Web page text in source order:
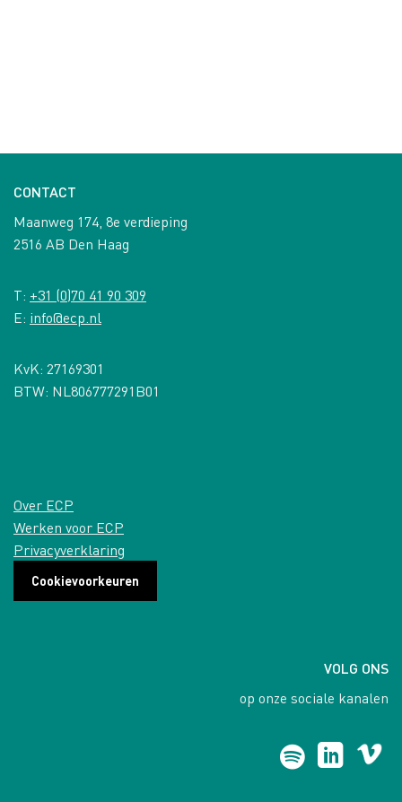
CONTACT
Maanweg 174, 8e verdieping
2516 AB Den Haag
T: +31 (0)70 41 90 309
E: info@ecp.nl
KvK: 27169301
BTW: NL806777291B01
Over ECP
Werken voor ECP
Privacyverklaring
Cookievoorkeuren
VOLG ONS
op onze sociale kanalen